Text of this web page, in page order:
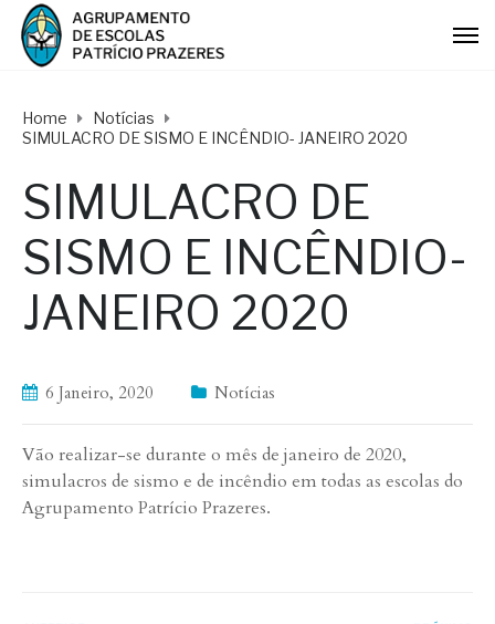
Home
Notícias
SIMULACRO DE SISMO E INCÊNDIO- JANEIRO 2020
SIMULACRO DE
SISMO E INCÊNDIO-
JANEIRO 2020
6 Janeiro, 2020 Notícias
Vão realizar-se durante o mês de janeiro de 2020,
simulacros de sismo e de incêndio em todas as escolas do
Agrupamento Patrício Prazeres.